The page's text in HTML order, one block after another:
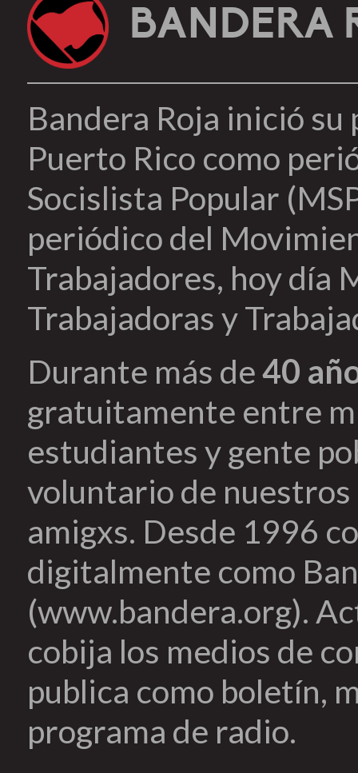
BANDERA
Bandera Roja inició
Puerto Rico como
Socislista Popular
periódico del
Trabajadores, hoy día
Trabajadoras y
Durante más de40
gratuitamente entre
estudiantes y gente
voluntario de
amigxs. Desde 1996
digitalmente como
(www.bandera.org).
cobija los medios de
publica como boletín,
programa de radio.